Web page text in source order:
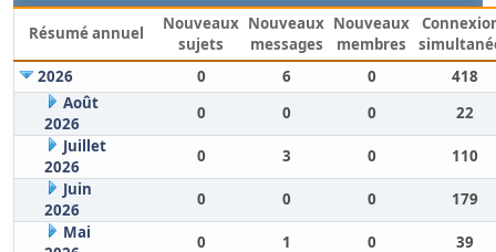
Résumé annuel
Nouveaux
sujets
Nouveaux
messages
Nouveaux
membres
2026
0 6 0
418
Août
2026
0 0 0
22
Juillet
2026
0 3 0
110
Juin
2026
0 0 0
179
Mai
0 1 0 39